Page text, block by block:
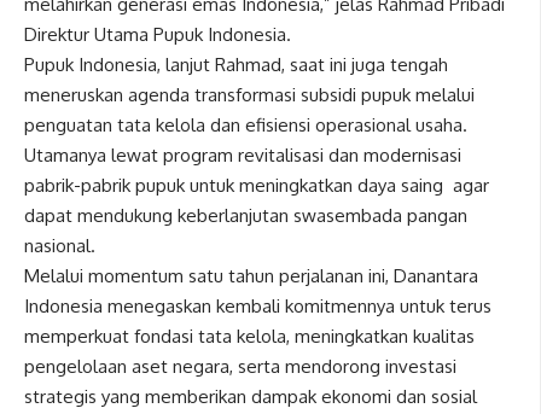
melahirkan generasi emas Indonesia,” jelas Rahmad Pribadi
Direktur Utama Pupuk Indonesia.
Pupuk Indonesia, lanjut Rahmad, saat ini juga tengah
meneruskan agenda transformasi subsidi pupuk melalui
penguatan tata kelola dan efisiensi operasional usaha.
Utamanya lewat program revitalisasi dan modernisasi
pabrik-pabrik pupuk untuk meningkatkan daya saing agar
dapat mendukung keberlanjutan swasembada pangan
nasional.
Melalui momentum satu tahun perjalanan ini, Danantara
Indonesia menegaskan kembali komitmennya untuk terus
memperkuat fondasi tata kelola, meningkatkan kualitas
pengelolaan aset negara, serta mendorong investasi
strategis yang memberikan dampak ekonomi dan sosial